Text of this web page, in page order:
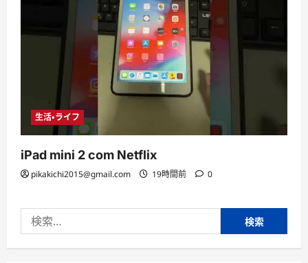
生活・ライフ
iPad mini 2 com Netflix
pikakichi2015@gmail.com 19時間前 0
索: